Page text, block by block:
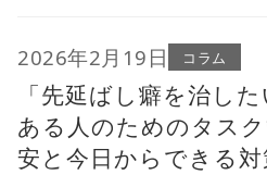
2026年2月19日 コラム
「先延ばし癖を治し
ある人のためのタス
安と今日からできる対